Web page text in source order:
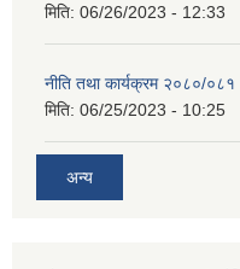
मिति: 06/26/2023 - 12:33
नीति तथा कार्यक्रम २०८०/०८१
मिति: 06/25/2023 - 10:25
अन्य